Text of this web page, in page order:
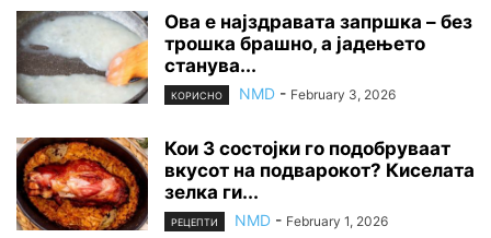
Ова е најздравата запршка – без
трошка брашно, а јадењето
станува...
КОРИСНО NMD - February 3, 2026
Кои 3 состојки го подобруваат
вкусот на подварокот? Киселата
зелка ги...
РЕЦЕПТИ NMD - February 1, 2026